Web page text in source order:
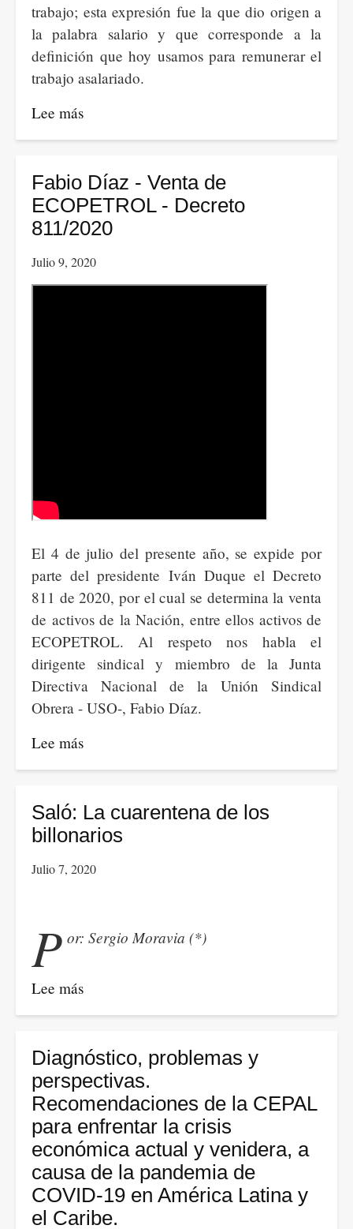
trabajo; esta expresión fue la que dio origen a
la palabra salario y que corresponde a la
definición que hoy usamos para remunerar el
trabajo asalariado.
Lee más
EL
DEL
DINERO
EN
Y
LA
Fabio Díaz - Venta de
ECOPETROL - Decreto
811/2020
Julio 9, 2020
El 4 de julio del presente año, se expide por
parte del presidente Iván Duque el Decreto
811 de 2020, por el cual se determina la venta
de activos de la Nación, entre ellos activos de
ECOPETROL. Al respeto nos habla el
dirigente sindical y miembro de la Junta
Directiva Nacional de la Unión Sindical
Obrera - USO-, Fabio Díaz.
Lee más
Fabio
-
Venta
ECOPETROL
811/2020
Saló: La cuarentena de los
billonarios
Julio 7, 2020
P or: Sergio Moravia (*)
Lee más
Saló:
cuarentena
de
los
billonarios
Diagnóstico, problemas y
perspectivas.
Recomendaciones de la CEPAL
para enfrentar la crisis
económica actual y venidera, a
causa de la pandemia de
COVID-19 en América Latina y
el Caribe.